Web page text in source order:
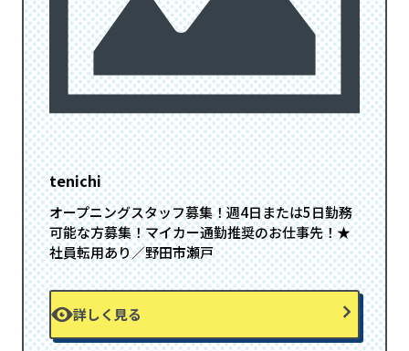
tenichi
オープニングスタッフ募集！週4日または5日勤務
可能な方募集！マイカー通勤推奨のお仕事先！★
社員転用あり／野田市瀬戸
詳しく見る